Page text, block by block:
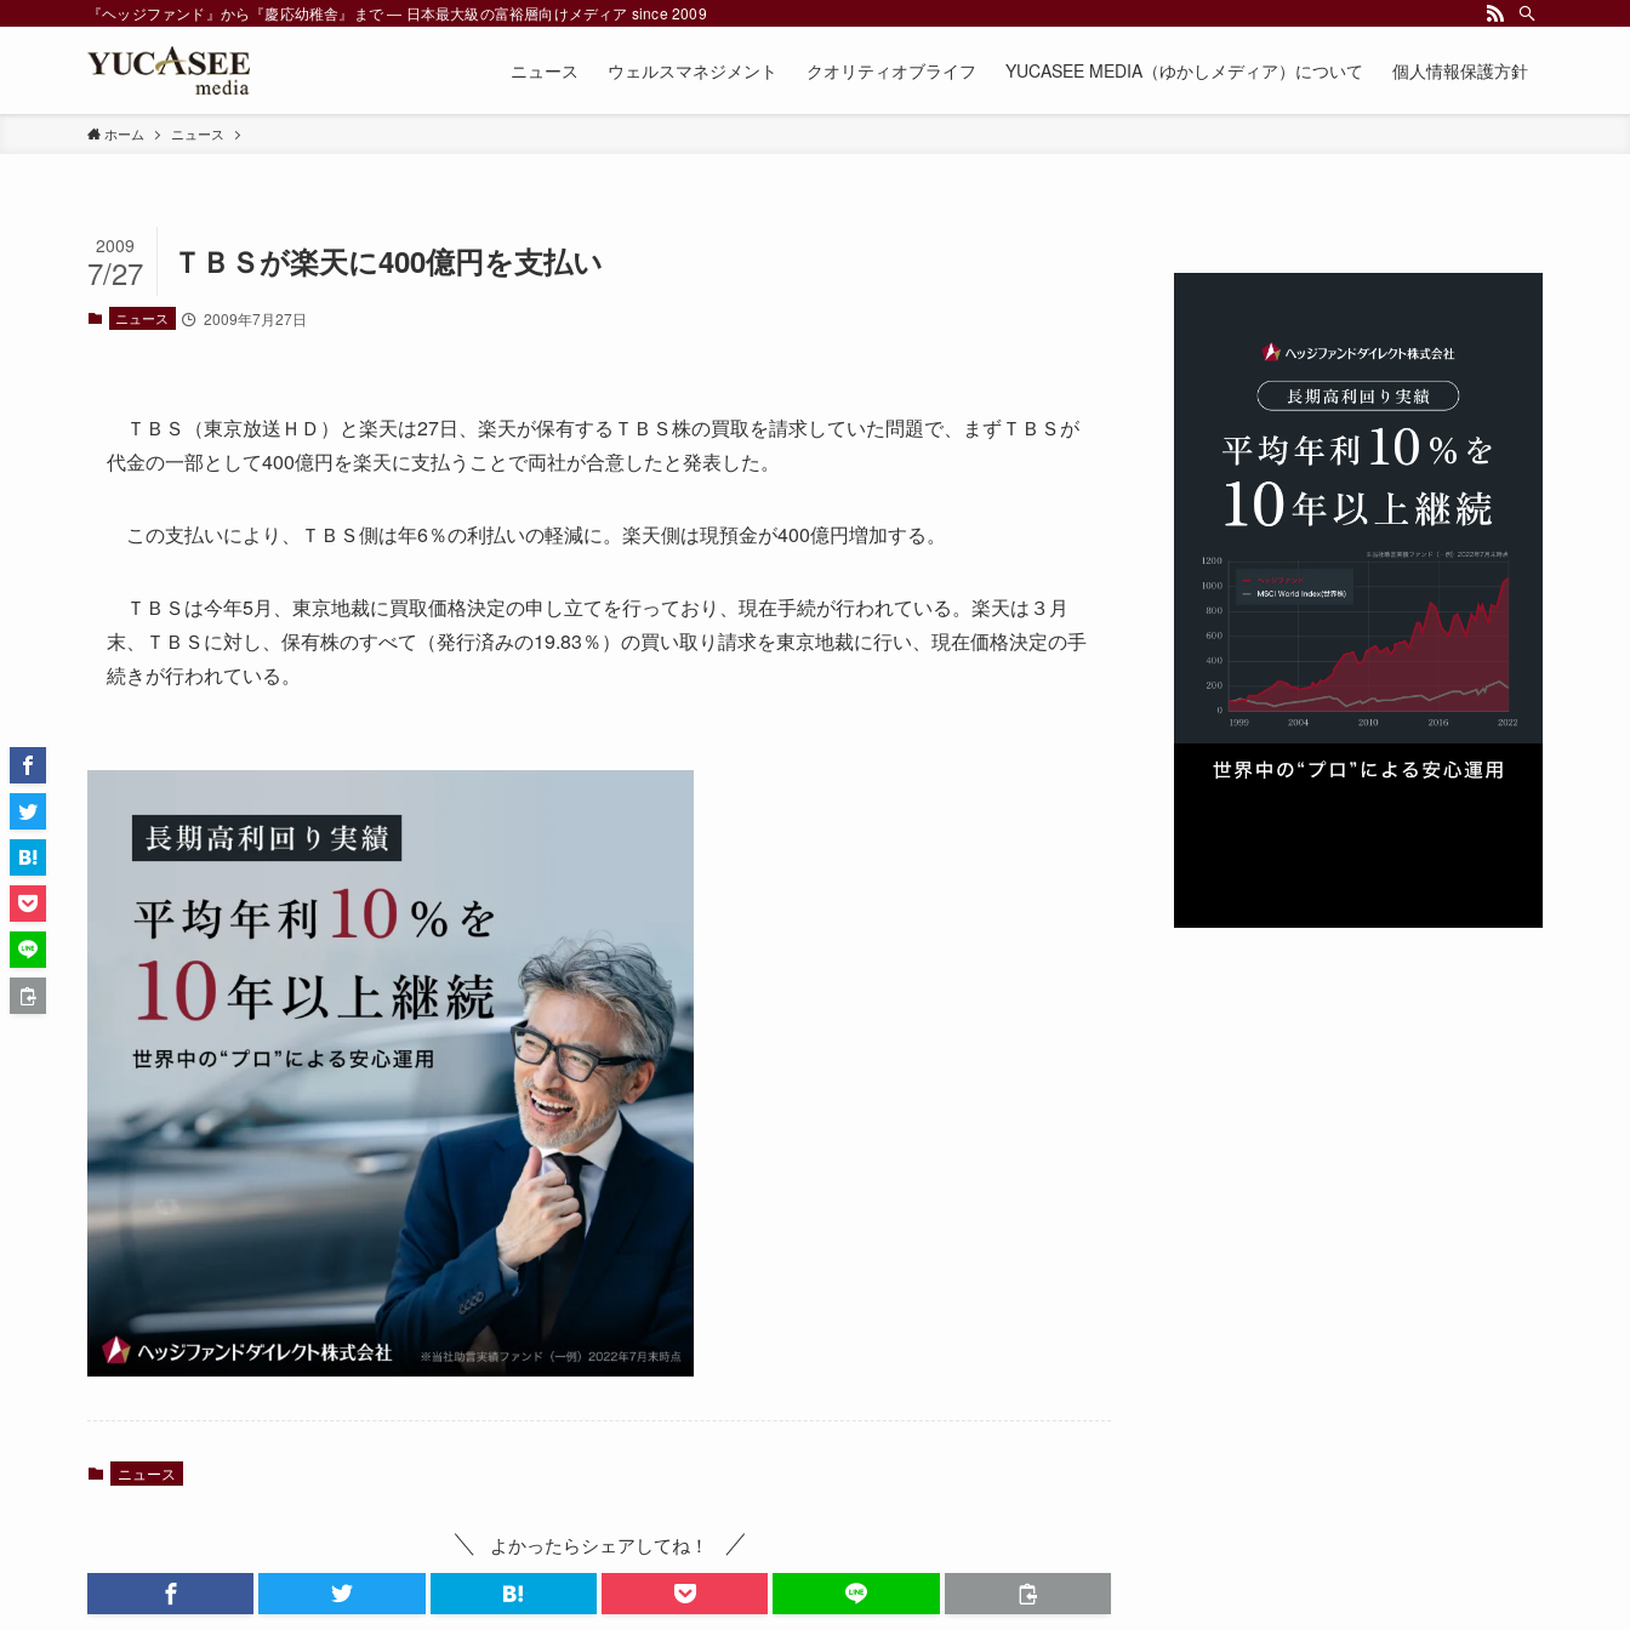
『ヘッジファンド』から『慶応幼稚舎』まで ― 日本最大級の富裕層向けメディア since 2009
ニュース ウェルスマネジメント クオリティオブライフ YUCASEE MEDIA（ゆかしメディア）について 個人情報保護方針
ホーム ニュース
ＴＢＳが楽天に400億円を支払い
2009
7/27
ニュース 2009年7月27日
ＴＢＳ（東京放送ＨＤ）と楽天は27日、楽天が保有するＴＢＳ株の買取を請求していた問題で、まずＴＢＳが
代金の一部として400億円を楽天に支払うことで両社が合意したと発表した。
この支払いにより、ＴＢＳ側は年6％の利払いの軽減に。楽天側は現預金が400億円増加する。
ＴＢＳは今年5月、東京地裁に買取価格決定の申し立てを行っており、現在手続が行われている。楽天は３月
末、ＴＢＳに対し、保有株のすべて（発行済みの19.83％）の買い取り請求を東京地裁に行い、現在価格決定の手
続きが行われている。
ニュース
よかったらシェアしてね！